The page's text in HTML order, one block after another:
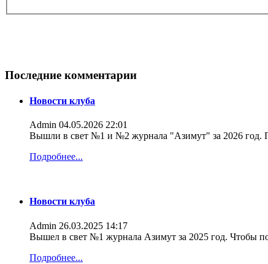
Последние комментарии
Новости клуба
Admin 04.05.2026 22:01
Вышли в свет №1 и №2 журнала "Азимут" за 2026 год.
Подробнее...
Новости клуба
Admin 26.03.2025 14:17
Вышел в свет №1 журнала Азимут за 2025 год. Чтобы
Подробнее...